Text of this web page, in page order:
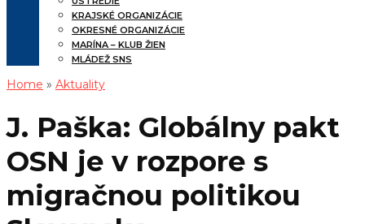
KRAJSKÉ ORGANIZÁCIE
OKRESNÉ ORGANIZÁCIE
MARÍNA – KLUB ŽIEN
MLÁDEŽ SNS
Home » Aktuality
J. Paška: Globálny pakt
OSN je v rozpore s
migračnou politikou